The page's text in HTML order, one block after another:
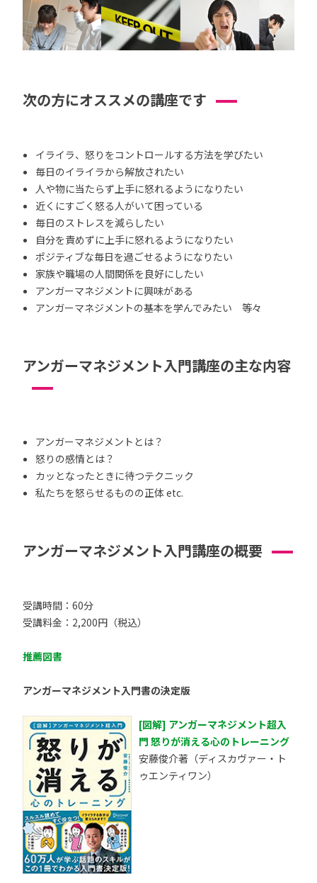
次の方にオススメの講座です
イライラ、怒りをコントロールする方法を学びたい
毎日のイライラから解放されたい
人や物に当たらず上手に怒れるようになりたい
近くにすごく怒る人がいて困っている
毎日のストレスを減らしたい
自分を責めずに上手に怒れるようになりたい
ポジティブな毎日を過ごせるようになりたい
家族や職場の人間関係を良好にしたい
アンガーマネジメントに興味がある
アンガーマネジメントの基本を学んでみたい 等々
アンガーマネジメント入門講座の主な内容
アンガーマネジメントとは？
怒りの感情とは？
カッとなったときに待つテクニック
私たちを怒らせるものの正体 etc.
アンガーマネジメント入門講座の概要
受講時間：60分
受講料金：2,200円（税込）
推薦図書
アンガーマネジメント入門書の決定版
[図解] アンガーマネジメント超入
門 怒りが消える心のトレーニング
安藤俊介著（ディスカヴァー・ト
ゥエンティワン）